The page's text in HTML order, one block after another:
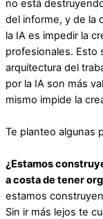
no está
del informe, y de la
la IA es impedir la
profesionales. Esto
arquitectura del
por la IA son más
mismo impide la
Te planteo algunas
¿Estamos
a costa de tener
estamos
Sin ir más lejos te